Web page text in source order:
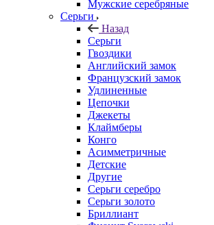
Мужские серебряные
Серьги
Назад
Серьги
Гвоздики
Английский замок
Французский замок
Удлиненные
Цепочки
Джекеты
Клаймберы
Конго
Асимметричные
Детские
Другие
Серьги серебро
Серьги золото
Бриллиант